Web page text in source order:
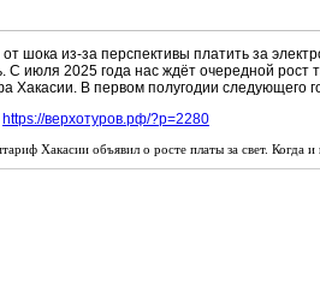
шока из-за перспективы платить за
С июля 2025 года нас ждёт очередной рост
Хакасии. В первом полугодии следующего
https://верхотуров.рф/?p=2280
Хакасии объявил о росте платы за свет. Когда